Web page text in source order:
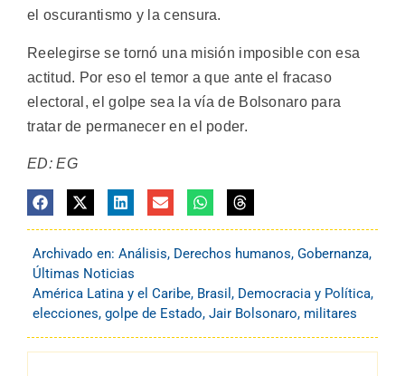
el oscurantismo y la censura.
Reelegirse se tornó una misión imposible con esa
actitud. Por eso el temor a que ante el fracaso
electoral, el golpe sea la vía de Bolsonaro para
tratar de permanecer en el poder.
ED: EG
Archivado en: Análisis, Derechos humanos, Gobernanza,
Últimas Noticias
América Latina y el Caribe, Brasil , Democracia y Política,
elecciones, golpe de Estado, Jair Bolsonaro, militares